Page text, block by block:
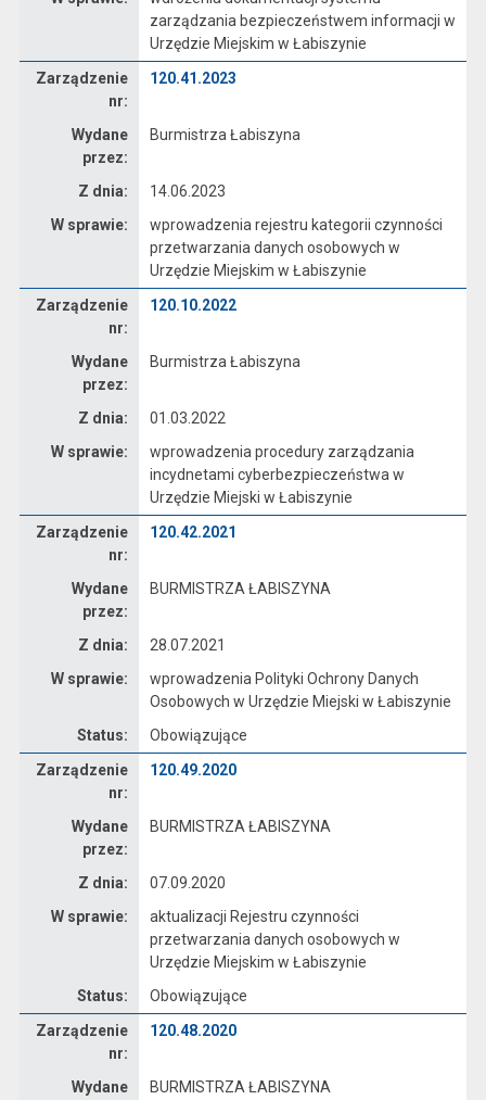
zarządzania bezpieczeństwem informacji w
Urzędzie Miejskim w Łabiszynie
Zarządzenie
nr:
120.41.2023
Wydane
przez:
Burmistrza Łabiszyna
Z dnia:
14.06.2023
W sprawie:
wprowadzenia rejestru kategorii czynności
przetwarzania danych osobowych w
Urzędzie Miejskim w Łabiszynie
Zarządzenie
nr:
120.10.2022
Wydane
przez:
Burmistrza Łabiszyna
Z dnia:
01.03.2022
W sprawie:
wprowadzenia procedury zarządzania
incydnetami cyberbezpieczeństwa w
Urzędzie Miejski w Łabiszynie
Zarządzenie
nr:
120.42.2021
Wydane
przez:
BURMISTRZA ŁABISZYNA
Z dnia:
28.07.2021
W sprawie:
wprowadzenia Polityki Ochrony Danych
Osobowych w Urzędzie Miejski w Łabiszynie
Status:
Obowiązujące
Zarządzenie
nr:
120.49.2020
Wydane
przez:
BURMISTRZA ŁABISZYNA
Z dnia:
07.09.2020
W sprawie:
aktualizacji Rejestru czynności
przetwarzania danych osobowych w
Urzędzie Miejskim w Łabiszynie
Status:
Obowiązujące
Zarządzenie
nr:
120.48.2020
Wydane
BURMISTRZA ŁABISZYNA